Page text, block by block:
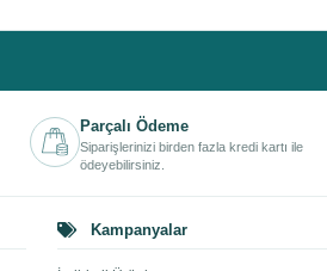
Parçalı Ödeme
Siparişlerinizi birden fazla kredi kartı ile
ödeyebilirsiniz.
Kampanyalar